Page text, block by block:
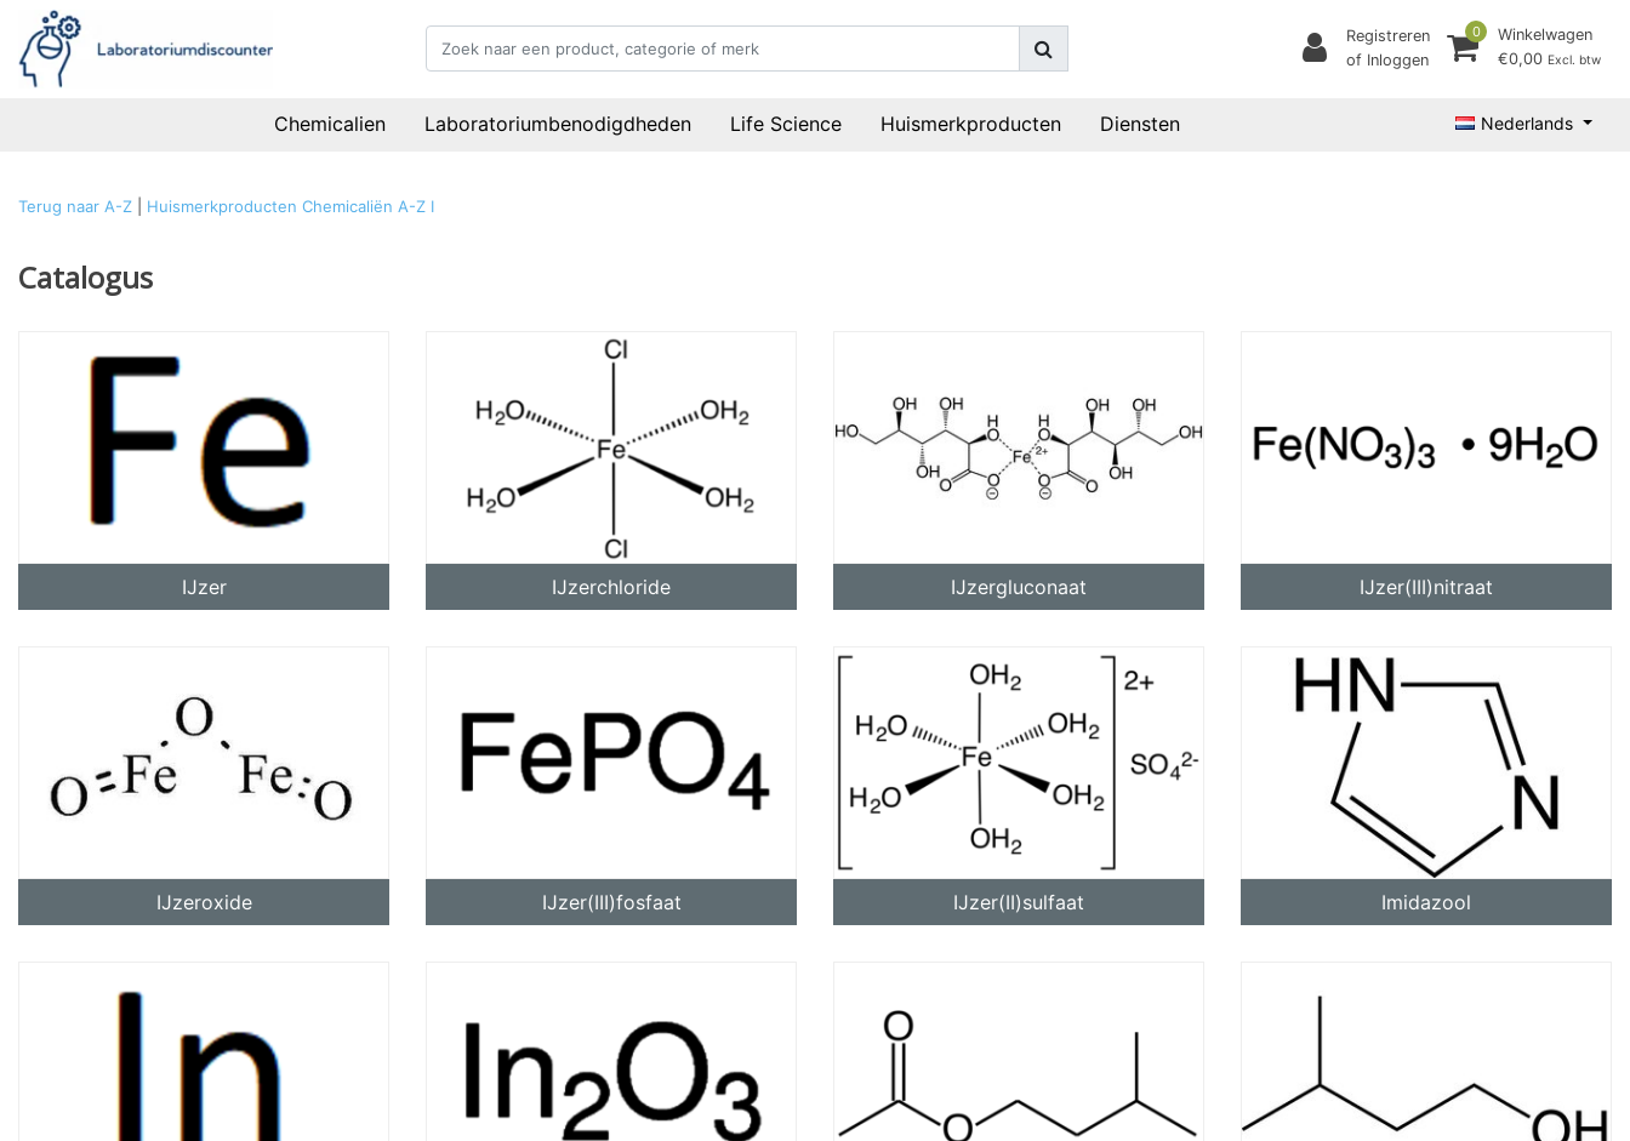
Registreren
of Inloggen
0
Winkelwagen
€0,00 Excl. btw
Chemicalien Laboratoriumbenodigdheden Life Science Huismerkproducten Diensten Nederlands
Terug naar A-Z Huismerkproducten Chemicaliën A-Z I
Catalogus
IJzer IJzerchloride IJzergluconaat IJzer(III)nitraat
IJzeroxide IJzer(III)fosfaat IJzer(II)sulfaat Imidazool